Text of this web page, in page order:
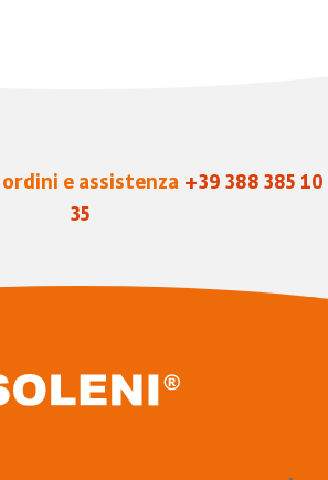
e assistenza +39 388 385 10
35